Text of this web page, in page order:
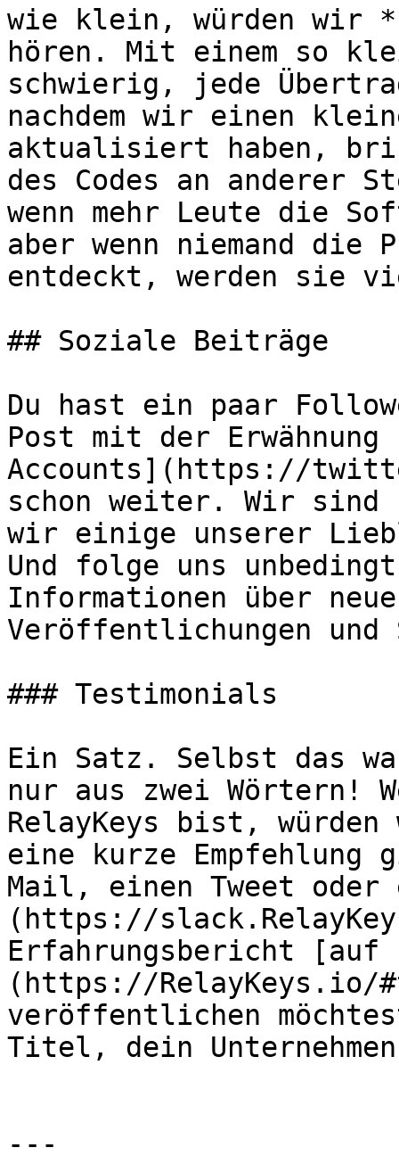
wie klein, würden wir
hören. Mit einem so
schwierig, jede
nachdem wir einen
aktualisiert haben,
des Codes an anderer
wenn mehr Leute die
aber wenn niemand die
entdeckt, werden sie
## Soziale Beiträge
Du hast ein paar
Post mit der Erwähnung
Accounts](https://
schon weiter. Wir sind
wir einige unserer
Und folge uns
Informationen über
Veröffentlichungen und
### Testimonials
Ein Satz. Selbst das
nur aus zwei Wörtern!
RelayKeys bist,
eine kurze
Mail, einen Tweet
(https://
Erfahrungsbericht [auf
(https://RelayKeys.io/
veröffentlichen
Titel, dein
---